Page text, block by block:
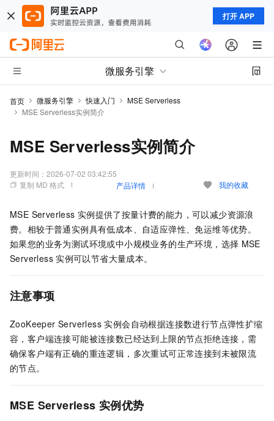
打开 APP
微服务引擎
首页 微服务引擎 快速入门
MSE Serverless
MSE Serverless实例简介
MSE Serverless实例简介
更新时间： 2026-07-02 03:42:55
复制 MD 格式
产品详情 我的收藏
MSE Serverless 实例提供了按量计费的能力，可以减少资源浪
费。相较于普通实例具有低成本、自适应弹性、免运维等优势。
如果您的业务为测试环境或中小规模业务的生产环境，选择 MSE
Serverless 实例可以节省大量成本。
注意事项
ZooKeeper Serverless 实例会自动根据连接数进行节点弹性扩缩
容，客户端连接可能被连接数已经达到上限的节点拒绝连接，需
确保客户端有正确的重连逻辑，多次重试可正常连接到未被限流
的节点。
MSE Serverless 实例优势